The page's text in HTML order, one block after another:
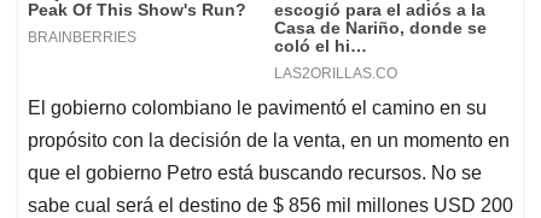
El gobierno colombiano le pavimentó el camino en su
propósito con la decisión de la venta, en un momento en
que el gobierno Petro está buscando recursos. No se
sabe cual será el destino de $ 856 mil millones USD 200